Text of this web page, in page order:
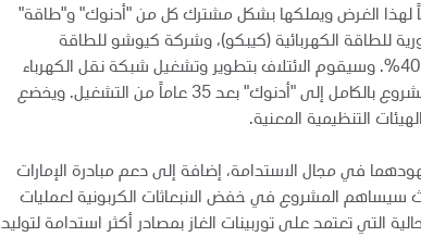
الغرض ويملكها بشكل مشترك كل من "أدنوك" و"طاقة"
الكورية للطاقة الكهربائية (كيبكو)، وشركة كيوشو للطاقة
الكهربائية اليابانية، وشركة الكهرباء الفرنسية (إي دي إف) بحصة 40%. وسيقوم الائتلاف بتطوير وتشغيل شبكة نقل الكهرباء
المتطورة بالشراكة مع "أدنوك" و"طاقة"، على أن تتم إعادة المشروع بالكامل إلى "أدنوك" بعد 35 عاماً من التشغيل. ويخضع
التنظيمية المعنية.
في مجال الاستدامة، إضافة إلى دعم مبادرة الإمارات
سعياً لتحقيق الحياد المناخي بحلول عام 2050، حيث سيساهم المشروع في خفض الانبعاثات الكربونية لعمليات
الكهرباء الحالية التي تعتمد على توربينات الغاز بمصادر أكثر استدامة لتوليد